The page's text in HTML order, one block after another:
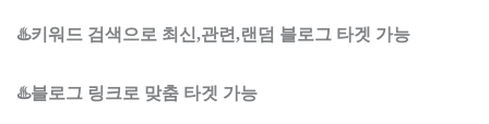
♨️키워드 검색으로 최신,관련,랜덤 블로그 타겟 가능
♨️블로그 링크로 맞춤 타겟 가능